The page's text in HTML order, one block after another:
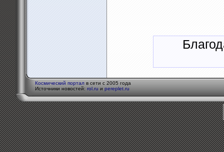
Космический портал в сети с 2005 года
Источники новостей: rol.ru и pereplet.ru